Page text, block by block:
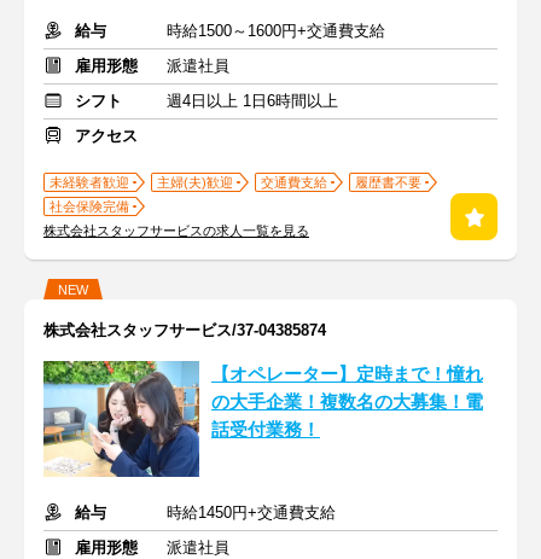
給与
時給1500～1600円+交通費支給
雇用形態
派遣社員
シフト
週4日以上 1日6時間以上
アクセス
未経験者歓迎 主婦(夫)歓迎 交通費支給
履歴書不要
社会保険完備
株式会社スタッフサービスの求人一覧を見る
NEW
株式会社スタッフサービス/37-04385874
【オペレーター】定時まで！憧れ
の大手企業！複数名の大募集！電
話受付業務！
給与
時給1450円+交通費支給
雇用形態
派遣社員